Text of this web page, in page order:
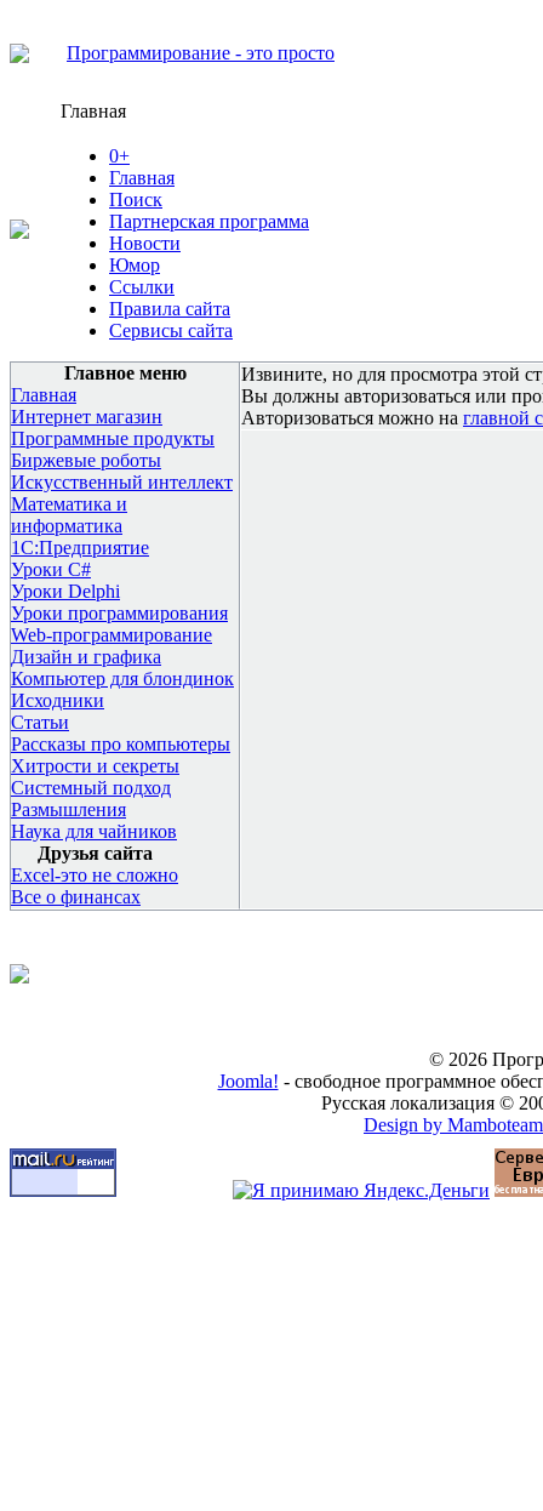
Программирование - это просто
Главная
0+
Главная
Поиск
Партнерская программа
Новости
Юмор
Ссылки
Правила сайта
Сервисы сайта
Главное меню
Главная
Интернет магазин
Программные продукты
Биржевые роботы
Искусственный интеллект
Математика и
информатика
1С:Предприятие
Уроки C#
Уроки Delphi
Уроки программирования
Web-программирование
Дизайн и графика
Компьютер для блондинок
Исходники
Статьи
Рассказы про компьютеры
Хитрости и секреты
Системный подход
Размышления
Наука для чайников
Друзья сайта
Excel-это не сложно
Все о финансах
Извините, но для просмотра этой
Вы должны авторизоваться или
Авторизоваться можно на главной
© 2026
Joomla! - свободное программное
Русская локализация ©
Design by